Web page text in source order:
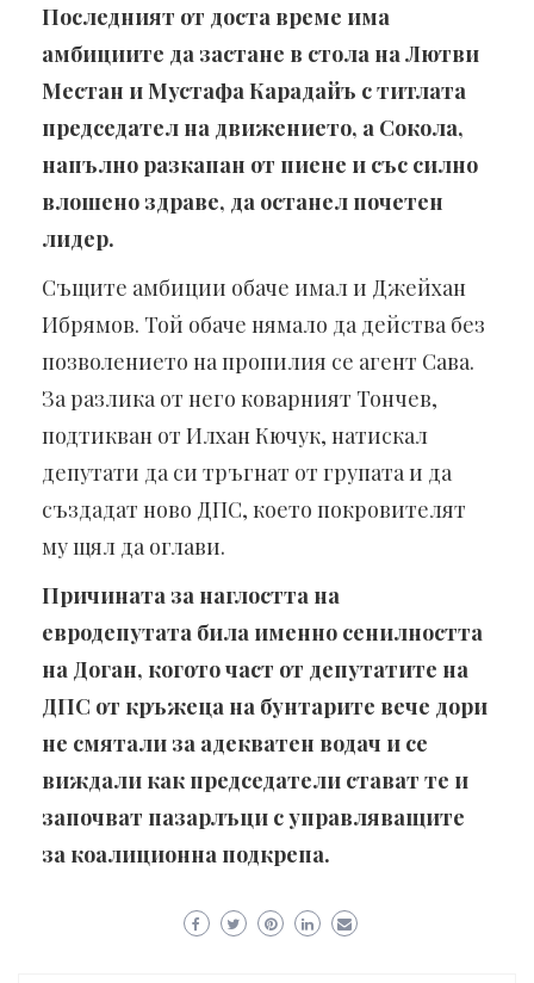
Последният от доста време има
амбициите да застане в стола на Лютви
Местан и Мустафа Карадайъ с титлата
председател на движението, а Сокола,
напълно разкапан от пиене и със силно
влошено здраве, да останел почетен
лидер.
Същите амбиции обаче имал и Джейхан
Ибрямов. Той обаче нямало да действа без
позволението на пропилия се агент Сава.
За разлика от него коварният Тончев,
подтикван от Илхан Кючук, натискал
депутати да си тръгнат от групата и да
създадат ново ДПС, което покровителят
му щял да оглави.
Причината за наглостта на
евродепутата била именно сенилността
на Доган, когото част от депутатите на
ДПС от кръжеца на бунтарите вече дори
не смятали за адекватен водач и се
виждали как председатели стават те и
започват пазарлъци с управляващите
за коалиционна подкрепа.